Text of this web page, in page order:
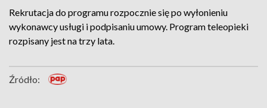
Rekrutacja do programu rozpocznie się po wyłonieniu
wykonawcy usługi i podpisaniu umowy. Program teleopieki
rozpisany jest na trzy lata.
Źródło: